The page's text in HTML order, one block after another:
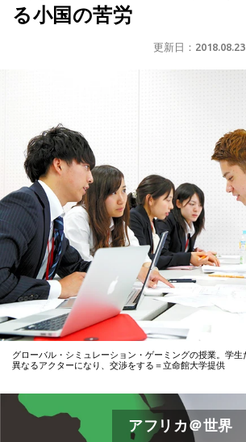
る小国の苦労
更新日： 2018.08.23
グローバル・シミュレーション・ゲーミングの授業。学
異なるアクターになり、交渉をする＝立命館大学提供
アフリカ＠世界